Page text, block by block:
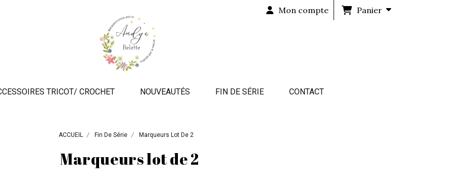
Mon compte Panier
TRICOT/ CROCHET NOUVEAUTÉS FIN DE SÉRIE CONTACT
ACCUEIL Fin De Série Marqueurs Lot De 2
Marqueurs lot de 2